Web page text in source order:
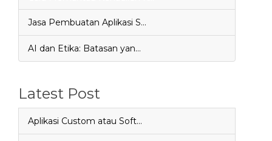
Jasa Pembuatan Aplikasi S…
AI dan Etika: Batasan yan…
Latest Post
Aplikasi Custom atau Soft…